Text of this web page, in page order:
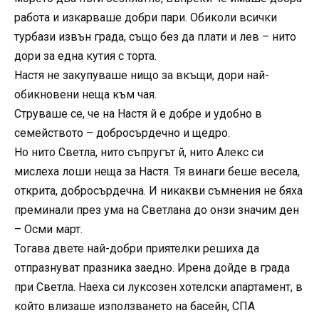
работа и изкарваше добри пари. Обиколи всички
турбази извън града, също без да плати и лев – нито
дори за една кутия с торта.
Настя не закупуваше нищо за вкъщи, дори най-
обикновени неща към чая.
Струваше се, че на Настя й е добре и удобно в
семейството – добросърдечно и щедро.
Но нито Светла, нито съпругът й, нито Алекс си
мислеха лоши неща за Настя. Тя винаги беше весела,
открита, добросърдечна. И никакви съмнения не бяха
преминали през ума на Светлана до онзи значим ден
– Осми март.
Тогава двете най-добри приятелки решиха да
отпразнуват празника заедно. Ирена дойде в града
при Светла. Наеха си луксозен хотелски апартамент, в
който влизаше използването на басейн, СПА